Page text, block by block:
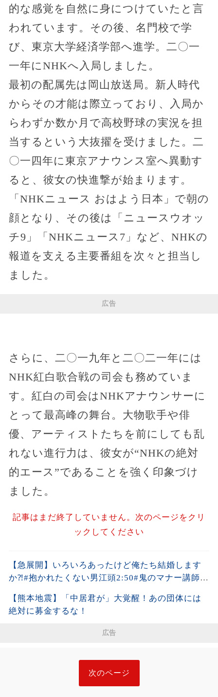
的な感覚を自然に身につけていたと言
われています。その後、名門校で学
び、東京大学経済学部へ進学。二〇一
一年にNHKへ入局しました。
最初の配属先は岡山放送局。新人時代
からその才能は際立っており、入局か
らわずか数か月で高校野球の実況を担
当するという大抜擢を受けました。二
〇一四年に東京アナウンス室へ異動す
ると、彼女の快進撃が始まります。
「NHKニュース おはよう日本」で朝の
顔となり、その後は「ニュースウオッ
チ9」「NHKニュース7」など、NHKの
報道を支える主要番組を次々と担当し
ました。
広告
さらに、二〇一九年と二〇二一年には
NHK紅白歌合戦の司会も務めていま
す。紅白の司会はNHKアナウンサーに
とって最高峰の舞台。大物歌手や俳
優、アーティストたちを前にしても乱
れない進行力は、彼女が“NHKの絶対
的エース”であることを強く印象づけ
ました。
記事はまだ終了していません。次のページをクリ
ックしてください
【急展開】いろいろあったけど俺たち結婚します
か⁈#抱かれたくない男江頭2:50#鬼のマナー講師平
【熊本地震】「中居君が」大覚醒！あの団体には
絶対に募金するな！
広告
次のページ